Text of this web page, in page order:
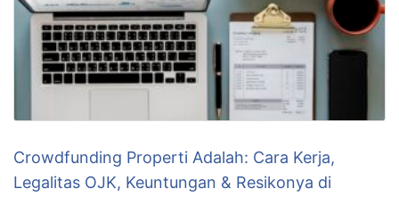
Crowdfunding Properti Adalah: Cara Kerja,
Legalitas OJK, Keuntungan & Resikonya di